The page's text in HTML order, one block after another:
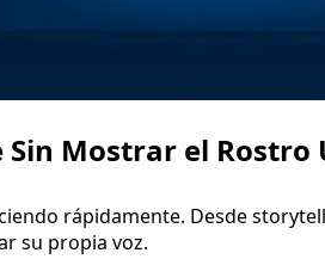
Mostrar el Rostro
rápidamente. Desde
su propia voz.